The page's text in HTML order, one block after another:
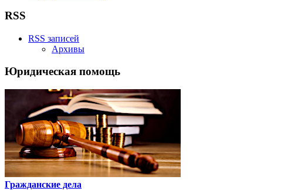
RSS
RSS записей
Архивы
Юридическая помощь
Гражданские дела